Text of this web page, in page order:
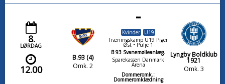
8.
LØRDAG
12.00
B.93 (4)
Omk. 2
-
Kvinder
U19
Træningskamp U19 Piger
Øst • Pulje 1
B 93 Svanemølleanlæg.
Sparekassen Danmark
Arena
Dommeromk.:
Dommeromklædning
Lyngby Boldklub
1921
Omk. 3